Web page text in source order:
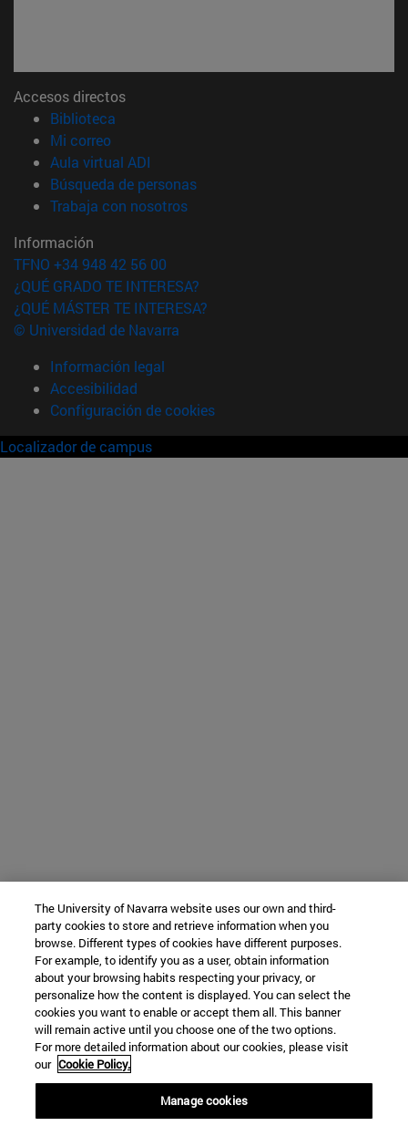
Accesos directos
Biblioteca
Mi correo(abre en nueva ventana)
Aula virtual ADI
Búsqueda de personas(abre en nueva ventana)
Trabaja con nosotros(abre en nueva ventana)
Información
TFNO +34 948 42 56 00
¿QUÉ GRADO TE INTERESA?
¿QUÉ MÁSTER TE INTERESA?
© Universidad de Navarra
Información legal
Accesibilidad
Configuración de cookies
Localizador de campus
The University of Navarra website uses our own and third-
party cookies to store and retrieve information when you
browse. Different types of cookies have different purposes.
For example, to identify you as a user, obtain information
about your browsing habits respecting your privacy, or
personalize how the content is displayed. You can select the
cookies you want to enable or accept them all. This banner
will remain active until you choose one of the two options.
For more detailed information about our cookies, please visit
our Cookie Policy.
Manage cookies